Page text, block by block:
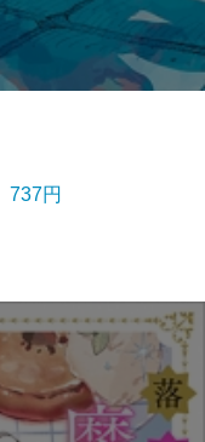
737円